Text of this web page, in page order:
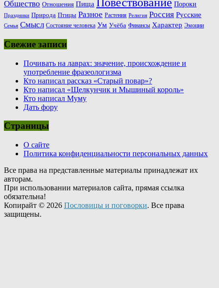
Общество Отношения Пища Повествование Пороки
Праздники Природа Птицы Разное Растения Религия Россия Русские
Семья Смысл Состояние человека Ум Учёба Финансы Характер Эмоции
Свежие записи
Почивать на лаврах: значение, происхождение и
употребление фразеологизма
Кто написал рассказ «Старый повар»?
Кто написал «Щелкунчик и Мышиный король»
Кто написал Муму
Дать фору
Страницы
О сайте
Политика конфиденциальности персональных данных
Все права на представленные материалы принадлежат их
авторам.
При использовании материалов сайта, прямая ссылка
обязательна!
Копирайт © 2026 Пословицы и поговорки. Все права
защищены.